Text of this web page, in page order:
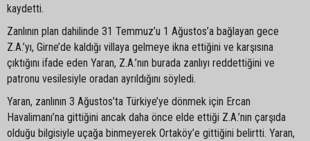
kaydetti.
Zanlının plan dahilinde 31 Temmuz’u 1 Ağustos’a bağlayan gece
Z.A.’yı, Girne’de kaldığı villaya gelmeye ikna ettiğini ve karşısına
çıktığını ifade eden Yaran, Z.A.’nın burada zanlıyı reddettiğini ve
patronu vesilesiyle oradan ayrıldığını söyledi.
Yaran, zanlının 3 Ağustos’ta Türkiye’ye dönmek için Ercan
Havalimanı’na gittiğini ancak daha önce elde ettiği Z.A.’nın çarşıda
olduğu bilgisiyle uçağa binmeyerek Ortaköy’e gittiğini belirtti. Yaran,